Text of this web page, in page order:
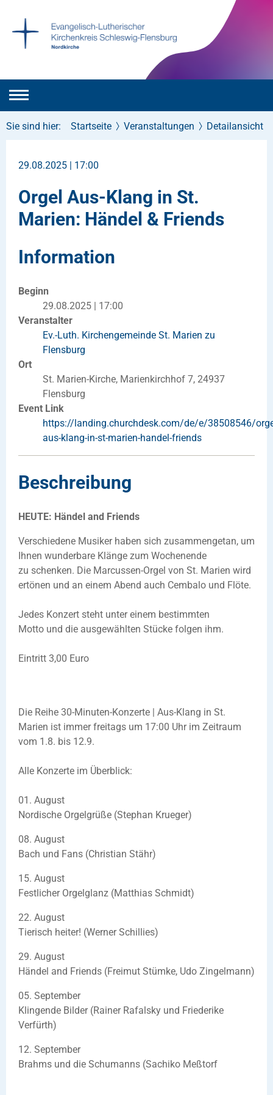
Sie sind hier: Startseite Veranstaltungen Detailansicht
29.08.2025 | 17:00
Orgel Aus-Klang in St.
Marien: Händel & Friends
Information
Beginn
29.08.2025 | 17:00
Veranstalter
Ev.-Luth. Kirchengemeinde St. Marien zu
Flensburg
Ort
St. Marien-Kirche, Marienkirchhof 7, 24937
Flensburg
Event Link
https://landing.churchdesk.com/de/e/38508546/
aus-klang-in-st-marien-handel-friends
Beschreibung
HEUTE: Händel and Friends
Verschiedene Musiker haben sich zusammengetan, um
Ihnen wunderbare Klänge zum Wochenende
zu schenken. Die Marcussen-Orgel von St. Marien wird
ertönen und an einem Abend auch Cembalo und Flöte.
Jedes Konzert steht unter einem bestimmten
Motto und die ausgewählten Stücke folgen ihm.
Eintritt 3,00 Euro
Die Reihe 30-Minuten-Konzerte | Aus-Klang in St.
Marien ist immer freitags um 17:00 Uhr im Zeitraum
vom 1.8. bis 12.9.
Alle Konzerte im Überblick:
01. August
Nordische Orgelgrüße (Stephan Krueger)
08. August
Bach und Fans (Christian Stähr)
15. August
Festlicher Orgelglanz (Matthias Schmidt)
22. August
Tierisch heiter! (Werner Schillies)
29. August
Händel and Friends (Freimut Stümke, Udo Zingelmann)
05. September
Klingende Bilder (Rainer Rafalsky und Friederike
Verfürth)
12. September
Brahms und die Schumanns (Sachiko Meßtorf